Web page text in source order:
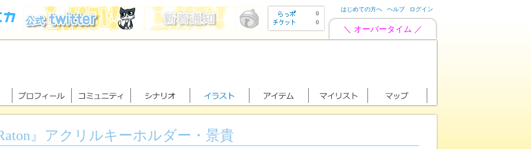
0
0
はじめての方へ ヘルプ ログイン
＼ オーバータイム ／
』アクリルキーホルダー・景貴